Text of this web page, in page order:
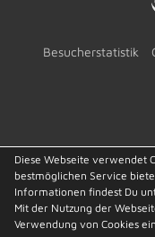
Besucherstatistik
Diese Webseite verwendet
bestmöglichen Service
Informationen findest Du
Mit der Nutzung der
Verwendung von Cookies